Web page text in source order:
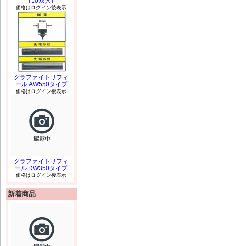
価格はログイン後表示
グラファイトリフィ
ール AW550タイプ
価格はログイン後表示
グラファイトリフィ
ール DW350タイプ
価格はログイン後表示
新着商品